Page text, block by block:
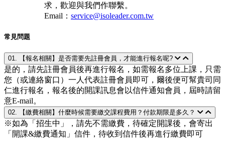
求，歡迎與我們作聯繫。
Email： service@isoleader.com.tw
常見問題
01. 【報名相關】是否需要先註冊會員，才能進行報名呢?
是的，請先註冊會員後再進行報名，如需報名多位上課，只需
您（或連絡窗口）一人代表註冊會員即可，爾後便可幫貴司同
仁進行報名，報名後的開課訊息會以信件通知會員，屆時請留
意E-mail。
02. 【繳費相關】什麼時候需要繳交課程費用？付款期限是多久？
※如為「招生中」，請先不需繳費，待確定開課後，會寄出
「開課&繳費通知」信件，待收到信件後再進行繳費即可